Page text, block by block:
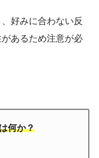
好みに合わない反
あるため注意が必
何か？